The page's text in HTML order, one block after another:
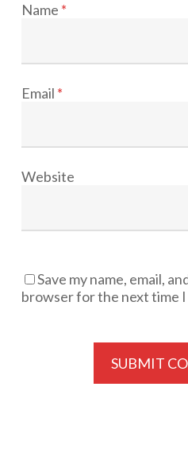
Name *
Email *
Website
Save my name, email,
browser for the next time